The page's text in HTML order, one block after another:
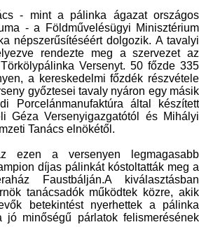
- mint a pálinka ágazat országos
- a Földművelésügyi Minisztérium
népszerűsítéséért dolgozik. A tavalyi
rendezte meg a szervezet az
Versenyt. 50 főzde 335
a kereskedelmi főzdék részvétele
győztesei tavaly nyáron egy másik
Porcelánmanufaktúra által készített
Géza Versenyigazgatótól és Mihályi
Tanács elnökétől.
ezen a versenyen legmagasabb
díjas pálinkát kóstoltatták meg a
Faustbálján.A kiválasztásban
tanácsadók működtek közre, akik
betekintést nyerhettek a pálinka
jó minőségű párlatok felismerésének